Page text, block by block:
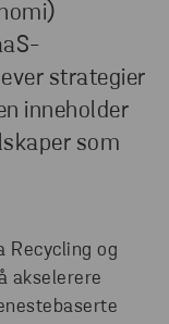
strategier
inneholder
som
Recycling og
akselerere